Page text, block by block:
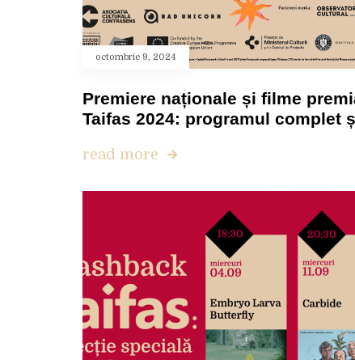
octombrie 9, 2024
Premiere naționale și filme
Taifas 2024: programul complet
read more